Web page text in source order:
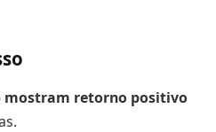
mostram retorno positivo